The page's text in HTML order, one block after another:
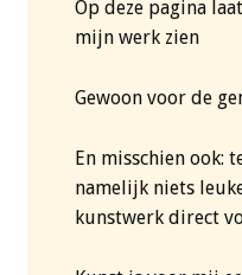
Op deze pagina
mijn werk zien
Gewoon voor de
En misschien ook:
namelijk niets
kunstwerk direct